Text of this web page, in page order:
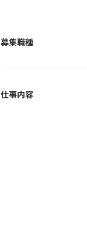
募集職種
仕事内容